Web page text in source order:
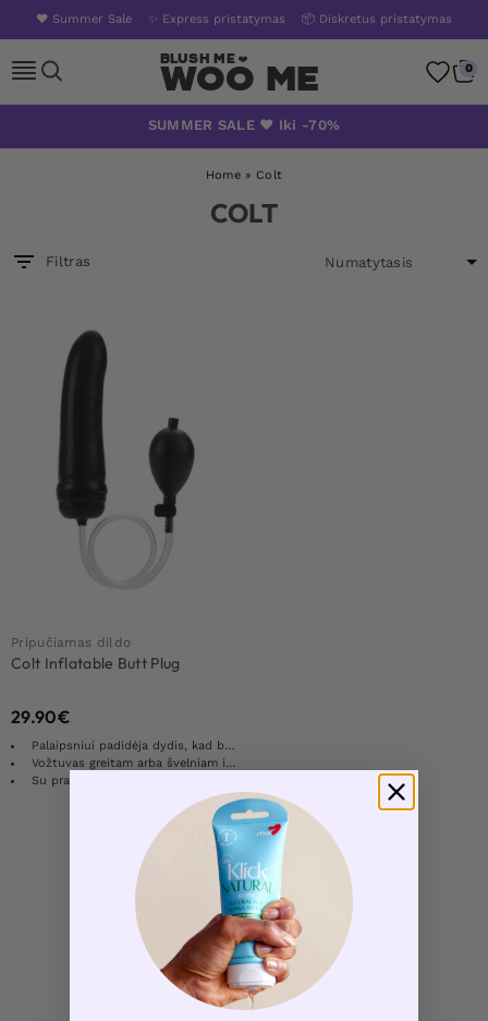
❤️ Summer Sale ✨ Express pristatymas 📦 Diskretus pristatymas
Woo Me 0
SUMMER SALE ❤️ Iki -70%
Home » Colt
COLT
Filtras
Pripučiamas dildo
Colt Inflatable Butt Plug
29.90€
Palaipsniui padidėja dydis, kad būtų maksimalus sensacija
Vožtuvas greitam arba švelniam ištuštinimui
Su praktiniu siurblio rutuliu
Load More Products
1
Rezultatų: 1